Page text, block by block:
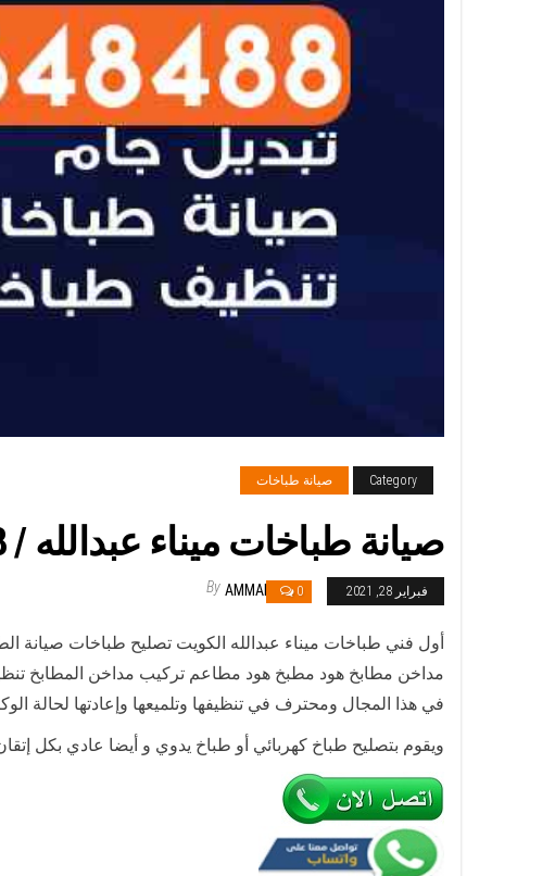
Category صيانة طباخات
صيانة طباخات ميناء عبدالله / 98548488 / فني تصليح طباخات ميناء عبدالله بالكويت
فبراير 28, 2021 0
By AMMAR
أول فني طباخات ميناء عبدالله الكويت تصليح طباخات
مداخن مطابخ هود مطبخ هود مطاعم تركيب مداخن المطابخ
في هذا المجال ومحترف في تنظيفها وتلميعها وإعادتها لحالة
ويقوم بتصليح طباخ كهربائي أو طباخ يدوي و أيضا عادي بكل